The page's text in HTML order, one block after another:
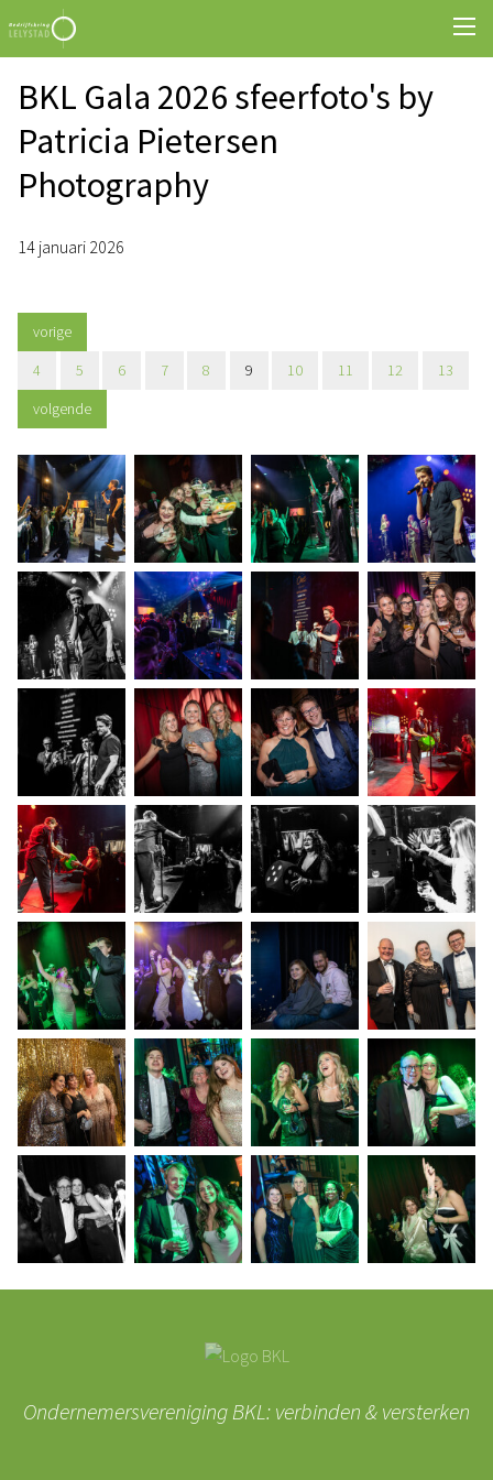
BKL Gala 2026 sfeerfoto's by
Patricia Pietersen
Photography
14 januari 2026
vorige
4
5 6 7 8 9 10 11 12
13
volgende
Ondernemersvereniging BKL: verbinden & versterken